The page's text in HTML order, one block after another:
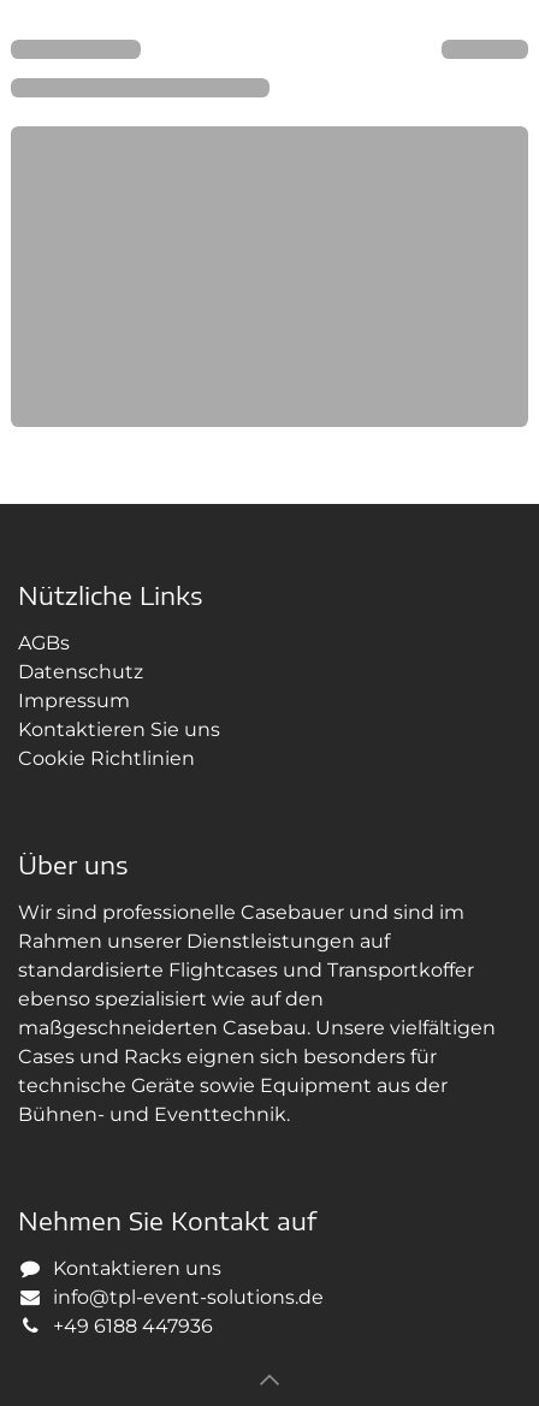
Nützliche Links
AGBs
Datenschutz
Impressum
Kontaktieren Sie uns
Cookie Richtlinien
Über uns
Wir sind professionelle Casebauer und sind im
Rahmen unserer Dienstleistungen auf
standardisierte Flightcases und Transportkoffer
ebenso spezialisiert wie auf den
maßgeschneiderten Casebau. Unsere vielfältigen
Cases und Racks eignen sich besonders für
technische Geräte sowie Equipment aus der
Bühnen- und Eventtechnik.
Nehmen Sie Kontakt auf
Kontaktieren uns
info@tpl-event-solutions.de
+49 6188 447936